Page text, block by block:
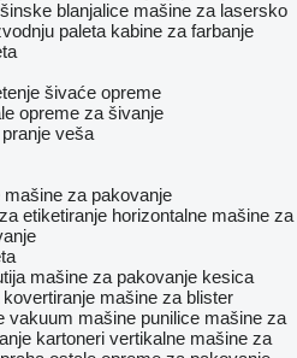
blanjalice mašine za lasersko
paleta kabine za farbanje
šivaće opreme
opreme za šivanje
veša
mašine za pakovanje
etiketiranje horizontalne mašine za
mašine za pakovanje kesica
mašine za blister
vakuum mašine punilice mašine za
kartoneri vertikalne mašine za